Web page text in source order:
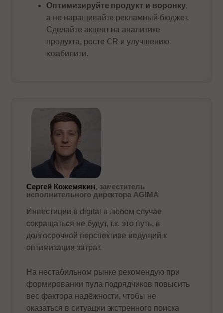
Оптимизируйте продукт и воронку,
а не наращивайте рекламный бюджет.
Сделайте акцент на аналитике
продукта, росте CR и улучшению
юзабилити.
Сергей Кожемякин, заместитель
исполнительного директора AGIMA
Инвестиции в digital в любом случае
сокращаться не будут, т.к. это путь, в
долгосрочной перспективе ведущий к
оптимизации затрат.
На нестабильном рынке рекомендую при
формировании пула подрядчиков повысить
вес фактора надёжности, чтобы не
оказаться в ситуации экстренного поиска